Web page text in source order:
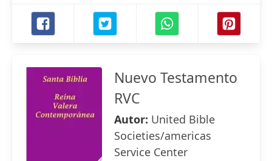
Nuevo Testamento
RVC
Autor: United Bible
Societies/americas
Service Center